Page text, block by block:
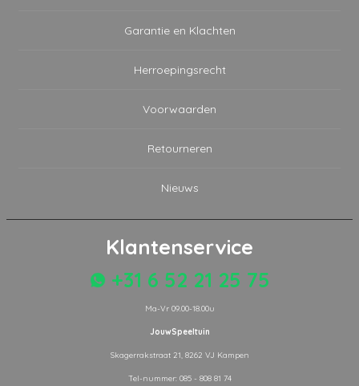
Garantie en Klachten
Herroepingsrecht
Voorwaarden
Retourneren
Nieuws
Klantenservice
+31 6 52 21 25 75
Ma-Vr 09.00-18.00u
JouwSpeeltuin
Skagerrakstraat 21, 8262 VJ Kampen
Tel-nummer: 085 - 808 81 74